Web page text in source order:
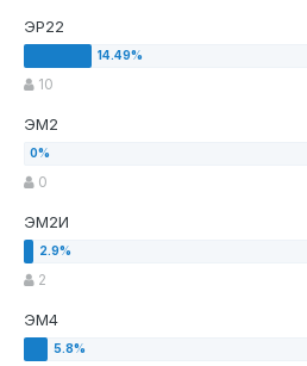
ЭР22
10
ЭМ2
0
ЭМ2И
2
ЭМ4